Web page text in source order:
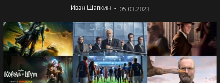
Иван Шапкин - 05.03.2023